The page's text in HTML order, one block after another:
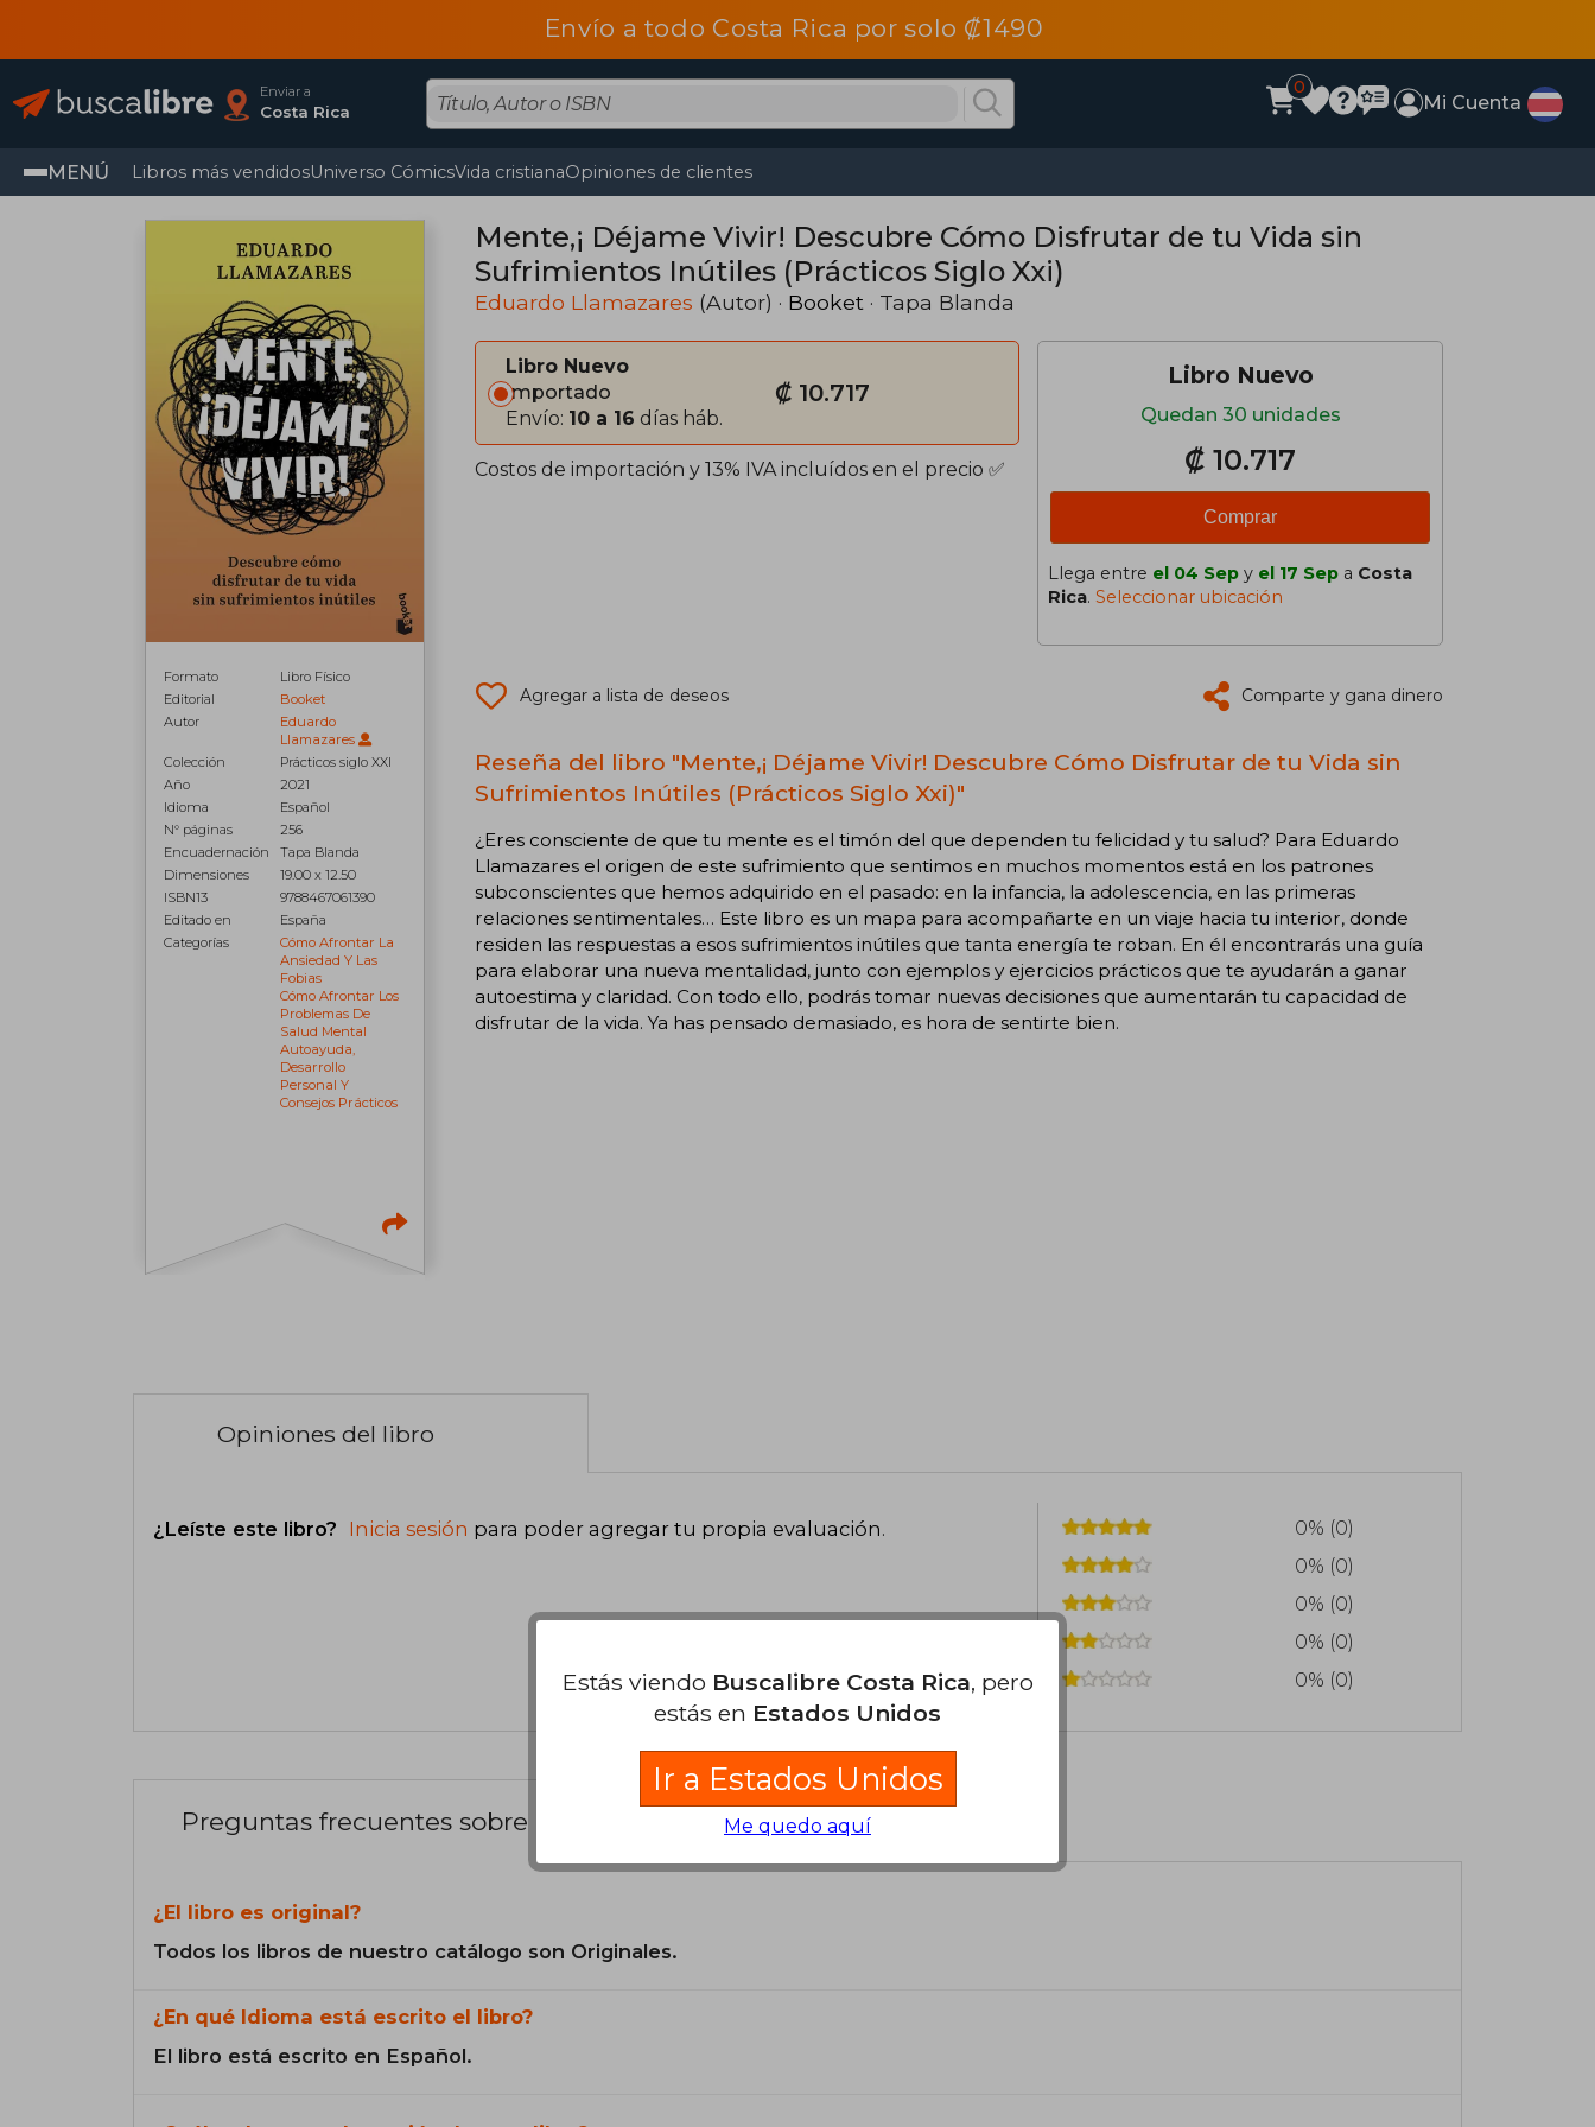
Envío a todo Costa Rica por solo ₡1490
Enviar a
Costa Rica
0
Mi Cuenta
MENÚ Libros más vendidosUniverso CómicsVida cristianaOpiniones de clientes
Formato
Libro Físico
Editorial
Booket
Autor
Eduardo
Llamazares
Colección
Prácticos siglo XXI
Año
2021
Idioma
Español
N° páginas
256
Encuadernación
Tapa Blanda
Dimensiones
19.00 x 12.50
ISBN13
9788467061390
Editado en
España
Categorías
Cómo Afrontar La
Ansiedad Y Las
Fobias
Cómo Afrontar Los
Problemas De
Salud Mental
Autoayuda,
Desarrollo
Personal Y
Consejos Prácticos
Mente,¡ Déjame Vivir! Descubre Cómo Disfrutar de tu Vida sin
Sufrimientos Inútiles (Prácticos Siglo Xxi)
Eduardo Llamazares (Autor) · Booket · Tapa Blanda
Libro Nuevo
Importado
Envío: 10 a 16 días háb.
₡ 10.717
Costos de importación y 13% IVA incluídos en el precio ✅
Libro Nuevo
Quedan 30 unidades
₡ 10.717
Comprar
Llega entre el 04 Sep y el 17 Sep a Costa
Rica. Seleccionar ubicación
Agregar a lista de deseos Comparte y gana dinero
Reseña del libro "Mente,¡ Déjame Vivir! Descubre Cómo Disfrutar de tu Vida sin
Sufrimientos Inútiles (Prácticos Siglo Xxi)"
¿Eres consciente de que tu mente es el timón del que dependen tu felicidad y tu salud? Para Eduardo
Llamazares el origen de este sufrimiento que sentimos en muchos momentos está en los patrones
subconscientes que hemos adquirido en el pasado: en la infancia, la adolescencia, en las primeras
relaciones sentimentales… Este libro es un mapa para acompañarte en un viaje hacia tu interior, donde
residen las respuestas a esos sufrimientos inútiles que tanta energía te roban. En él encontrarás una guía
para elaborar una nueva mentalidad, junto con ejemplos y ejercicios prácticos que te ayudarán a ganar
autoestima y claridad. Con todo ello, podrás tomar nuevas decisiones que aumentarán tu capacidad de
disfrutar de la vida. Ya has pensado demasiado, es hora de sentirte bien.
Opiniones del libro
¿Leíste este libro? Inicia sesión para poder agregar tu propia evaluación.
0% (0)
0% (0)
0% (0)
0% (0)
0% (0)
Preguntas frecuentes sobre el libro
¿El libro es original?
Todos los libros de nuestro catálogo son Originales.
¿En qué Idioma está escrito el libro?
El libro está escrito en Español.
Estás viendo Buscalibre Costa Rica, pero
estás en Estados Unidos
Ir a Estados Unidos
Me quedo aquí